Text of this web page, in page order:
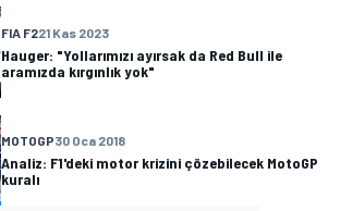
FIA F221 Kas 2023
Hauger: "Yollarımızı ayırsak da Red Bull ile
aramızda kırgınlık yok"
MOTOGP30 Oca 2018
Analiz: F1'deki motor krizini çözebilecek MotoGP
kuralı